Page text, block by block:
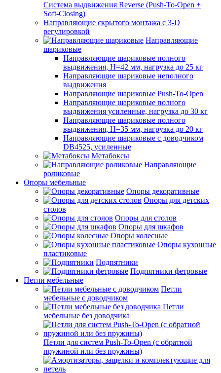
Система выдвижения Reverse (Push-To-Open +
Soft-Closing)
Направляющие скрытого монтажа с 3-D
регулировкой
Направляющие
шариковые
Направляющие шариковые полного
выдвижения, H=42 мм, нагрузка до 25 кг
Направляющие шариковые неполного
выдвижения
Направляющие шариковые Push-To-Open
Направляющие шариковые полного
выдвижения усиленные, нагрузка до 30 кг
Направляющие шариковые полного
выдвижения, H=35 мм, нагрузка до 20 кг
Направляющие шариковые с доводчиком
DB4525, усиленные
Метабоксы
Направляющие
роликовые
Опоры мебельные
Опоры декоративные
Опоры для детских
столов
Опоры для столов
Опоры для шкафов
Опоры колесные
Опоры кухонные
пластиковые
Подпятники
Подпятники фетровые
Петли мебельные
Петли
мебельные с доводчиком
Петли
мебельные без доводчика
Петли для систем Push-To-Open (с обратной
пружиной или без пружины)